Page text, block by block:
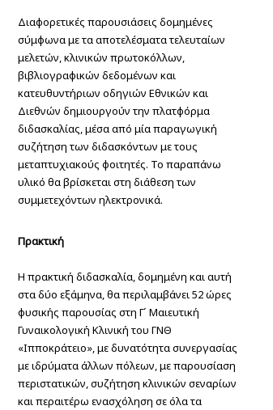
Διαφορετικές παρουσιάσεις δομημένες
σύμφωνα με τα αποτελέσματα τελευταίων
μελετών, κλινικών πρωτοκόλλων,
βιβλιογραφικών δεδομένων και
κατευθυντήριων οδηγιών Εθνικών και
Διεθνών δημιουργούν την πλατφόρμα
διδασκαλίας, μέσα από μία παραγωγική
συζήτηση των διδασκόντων με τους
μεταπτυχιακούς φοιτητές. Το παραπάνω
υλικό θα βρίσκεται στη διάθεση των
συμμετεχόντων ηλεκτρονικά.
Πρακτική
Η πρακτική διδασκαλία, δομημένη και αυτή
στα δύο εξάμηνα, θα περιλαμβάνει 52 ώρες
φυσικής παρουσίας στη Γ΄ Μαιευτική
Γυναικολογική Κλινική του ΓΝΘ
«Ιπποκράτειο», με δυνατότητα συνεργασίας
με ιδρύματα άλλων πόλεων, με παρουσίαση
περιστατικών, συζήτηση κλινικών σεναρίων
και περαιτέρω ενασχόληση σε όλα τα